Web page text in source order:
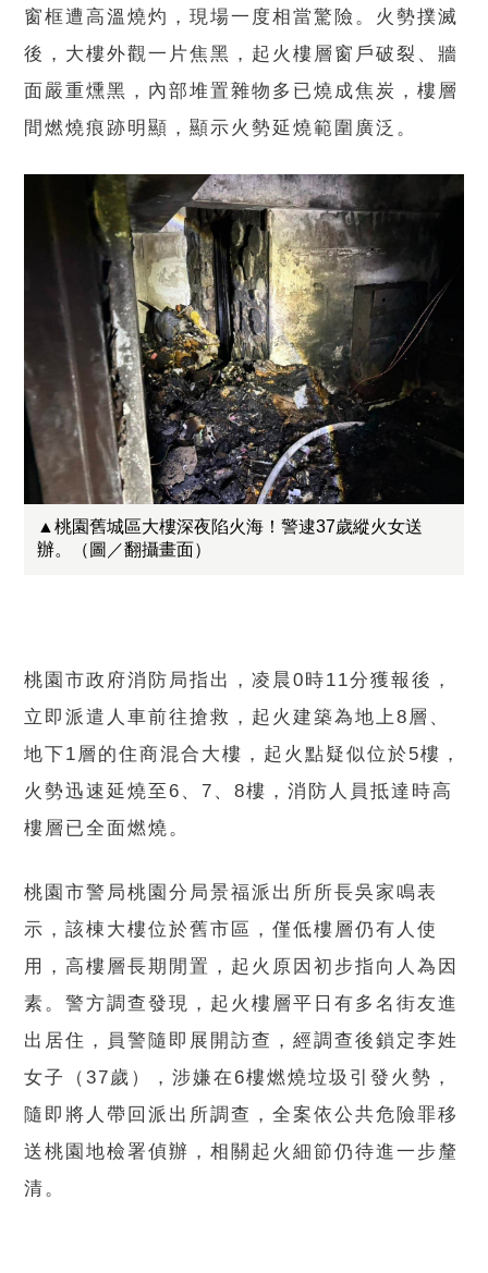
窗框遭高溫燒灼，現場一度相當驚險。火勢撲滅
後，大樓外觀一片焦黑，起火樓層窗戶破裂、牆
面嚴重燻黑，內部堆置雜物多已燒成焦炭，樓層
間燃燒痕跡明顯，顯示火勢延燒範圍廣泛。
▲桃園舊城區大樓深夜陷火海！警逮37歲縱火女送
辦。（圖／翻攝畫面）
桃園市政府消防局指出，凌晨0時11分獲報後，
立即派遣人車前往搶救，起火建築為地上8層、
地下1層的住商混合大樓，起火點疑似位於5樓，
火勢迅速延燒至6、7、8樓，消防人員抵達時高
樓層已全面燃燒。
桃園市警局桃園分局景福派出所所長吳家鳴表
示，該棟大樓位於舊市區，僅低樓層仍有人使
用，高樓層長期閒置，起火原因初步指向人為因
素。警方調查發現，起火樓層平日有多名街友進
出居住，員警隨即展開訪查，經調查後鎖定李姓
女子（37歲），涉嫌在6樓燃燒垃圾引發火勢，
隨即將人帶回派出所調查，全案依公共危險罪移
送桃園地檢署偵辦，相關起火細節仍待進一步釐
清。